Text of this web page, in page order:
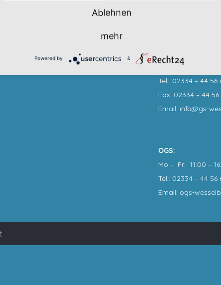
Mo, Di, Mi, Do:
Tel.: 02334 – 44 56
Fax: 02334 – 44 56
Email: info@gs-
OGS:
Mo – Fr: 11:00 –
Tel.: 02334 – 44 56
Email: ogs-
Ablehnen
mehr
Powered by &